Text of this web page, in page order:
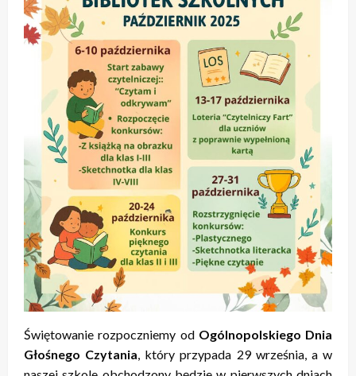
Świętowanie rozpoczniemy od Ogólnopolskiego Dnia
Głośnego Czytania , który przypada 29 września, a w